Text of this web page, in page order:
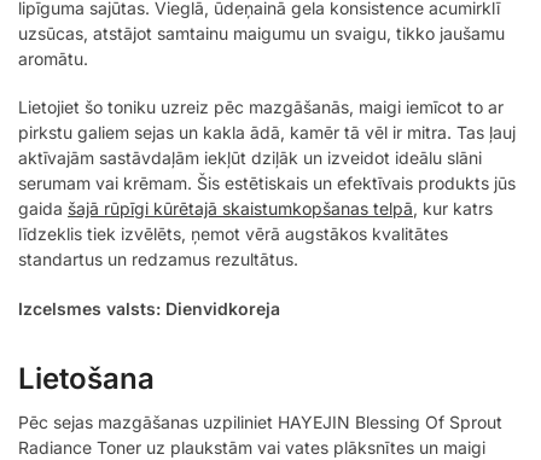
lipīguma sajūtas. Vieglā, ūdeņainā gela konsistence acumirklī
uzsūcas, atstājot samtainu maigumu un svaigu, tikko jaušamu
aromātu.
Lietojiet šo toniku uzreiz pēc mazgāšanās, maigi iemīcot to ar
pirkstu galiem sejas un kakla ādā, kamēr tā vēl ir mitra. Tas ļauj
aktīvajām sastāvdaļām iekļūt dziļāk un izveidot ideālu slāni
serumam vai krēmam. Šis estētiskais un efektīvais produkts jūs
gaida šajā rūpīgi kūrētajā skaistumkopšanas telpā, kur katrs
līdzeklis tiek izvēlēts, ņemot vērā augstākos kvalitātes
standartus un redzamus rezultātus.
Izcelsmes valsts: Dienvidkoreja
Lietošana
Pēc sejas mazgāšanas uzpiliniet HAYEJIN Blessing Of Sprout
Radiance Toner uz plaukstām vai vates plāksnītes un maigi